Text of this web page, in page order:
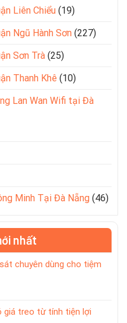
Liên Chiểu (19)
Ngũ Hành Sơn (227)
Sơn Trà (25)
Thanh Khê (10)
Lan Wan Wifi tại Đà
Minh Tại Đà Nẵng (46)
nhất
chuyên dùng cho tiệm
camera
giá treo từ tính tiện lợi